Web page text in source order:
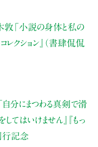
敦 「小説の身体と私の
クション』（書肆侃侃
「自分にまつわる真剣で滑
てはいけません』『もっ
行記念